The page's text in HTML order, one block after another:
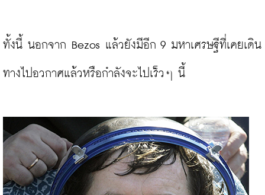
ทั้งนี้ นอกจาก Bezos แล้วยังมีอีก 9 มหาเศรษฐีที่เคยเดิน
ทางไปอวกาศแล้วหรือกำลังจะไปเร็วๆ นี้